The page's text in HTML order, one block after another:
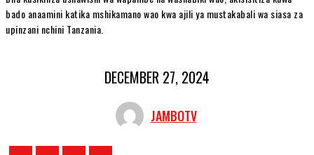
bado anaamini katika mshikamano wao kwa ajili ya mustakabali wa siasa za
upinzani nchini Tanzania.
DECEMBER 27, 2024
JAMBOTV